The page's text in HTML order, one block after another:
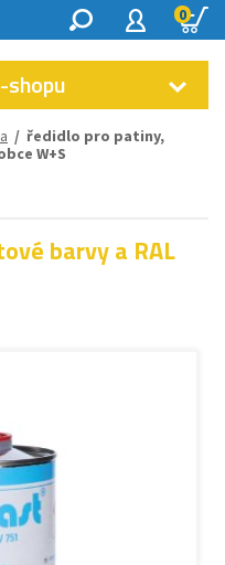
0
shopu
/ ředidlo pro patiny,
W+S
barvy a RAL